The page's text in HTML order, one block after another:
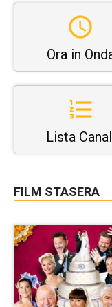
Ora in
Lista
FILM STASERA